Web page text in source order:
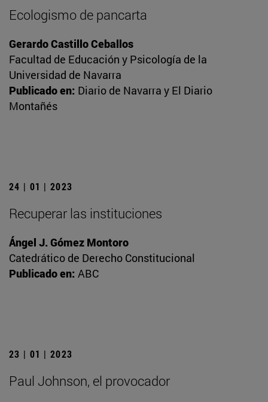
Ecologismo de pancarta
Gerardo Castillo Ceballos
Facultad de Educación y Psicología de la
Universidad de Navarra
Publicado en: Diario de Navarra y El Diario
Montañés
24 | 01 | 2023
Recuperar las instituciones
Ángel J. Gómez Montoro
Catedrático de Derecho Constitucional
Publicado en: ABC
23 | 01 | 2023
Paul Johnson, el provocador